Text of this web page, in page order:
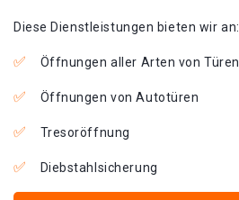
Diese Dienstleistungen bieten wir an:
Öffnungen aller Arten von Türen
Öffnungen von Autotüren
Tresoröffnung
Diebstahlsicherung